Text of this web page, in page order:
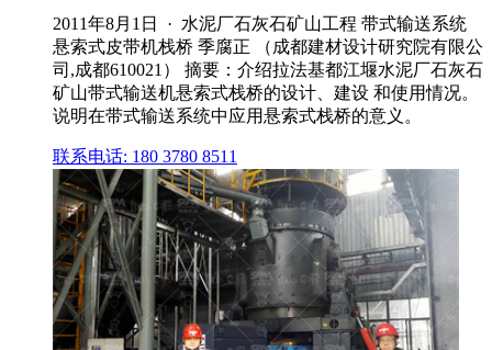
2011年8月1日 · 水泥厂石灰石矿山工程 带式输送系统
悬索式皮带机栈桥 季腐正 （成都建材设计研究院有限公
司,成都610021） 摘要：介绍拉法基都江堰水泥厂石灰石
矿山带式输送机悬索式栈桥的设计、建设 和使用情况。
说明在带式输送系统中应用悬索式栈桥的意义。
联系电话: 180 3780 8511